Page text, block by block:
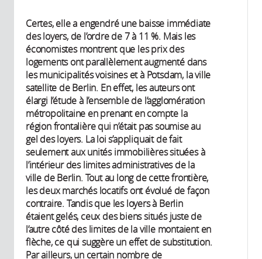
Certes, elle a engendré une baisse immédiate
des loyers, de l’ordre de 7 à 11 %. Mais les
économistes montrent que les prix des
logements ont parallèlement augmenté dans
les municipalités voisines et à Potsdam, la ville
satellite de Berlin. En effet, les auteurs ont
élargi l’étude à l’ensemble de l’agglomération
métropolitaine en prenant en compte la
région frontalière qui n’était pas soumise au
gel des loyers. La loi s’appliquait de fait
seulement aux unités immobilières situées à
l’intérieur des limites administratives de la
ville de Berlin. Tout au long de cette frontière,
les deux marchés locatifs ont évolué de façon
contraire. Tandis que les loyers à Berlin
étaient gelés, ceux des biens situés juste de
l’autre côté des limites de la ville montaient en
flèche, ce qui suggère un effet de substitution.
Par ailleurs, un certain nombre de